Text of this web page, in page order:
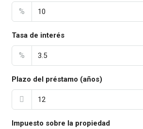
%
Tasa de interés
%
Plazo del préstamo (años)
Impuesto sobre la propiedad